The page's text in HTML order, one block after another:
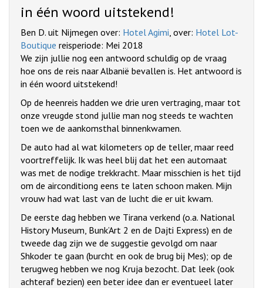
in één woord uitstekend!
Ben D. uit Nijmegen over: Hotel Agimi, over: Hotel Lot-
Boutique reisperiode: Mei 2018
We zijn jullie nog een antwoord schuldig op de vraag
hoe ons de reis naar Albanië bevallen is. Het antwoord is
in één woord uitstekend!
Op de heenreis hadden we drie uren vertraging, maar tot
onze vreugde stond jullie man nog steeds te wachten
toen we de aankomsthal binnenkwamen.
De auto had al wat kilometers op de teller, maar reed
voortreffelijk. Ik was heel blij dat het een automaat
was met de nodige trekkracht. Maar misschien is het tijd
om de airconditiong eens te laten schoon maken. Mijn
vrouw had wat last van de lucht die er uit kwam.
De eerste dag hebben we Tirana verkend (o.a. National
History Museum, Bunk’Art 2 en de Dajti Express) en de
tweede dag zijn we de suggestie gevolgd om naar
Shkoder te gaan (burcht en ook de brug bij Mes); op de
terugweg hebben we nog Kruja bezocht. Dat leek (ook
achteraf bezien) een beter idee dan er eventueel later